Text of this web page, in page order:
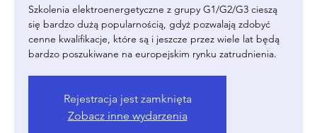
Szkolenia elektroenergetyczne z grupy G1/G2/G3 cieszą
się bardzo dużą popularnością, gdyż pozwalają zdobyć
cenne kwalifikacje, które są i jeszcze przez wiele lat będą
bardzo poszukiwane na europejskim rynku zatrudnienia.
Rejestracja jest zamknięta
Zobacz inne wydarzenia